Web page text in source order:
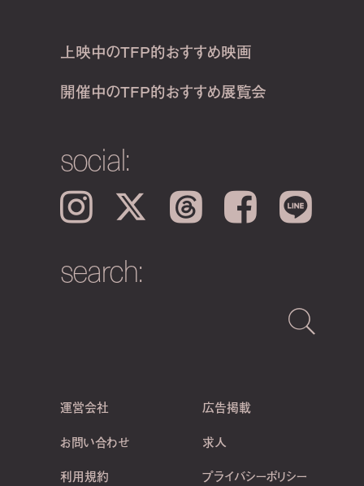
上映中のTFP的おすすめ映画
開催中のTFP的おすすめ展覧会
social:
Instagram 𝕏 Threads Facebook LINE
search:
運営会社
広告掲載
お問い合わせ
求人
利用規約 プライバシーポリシー